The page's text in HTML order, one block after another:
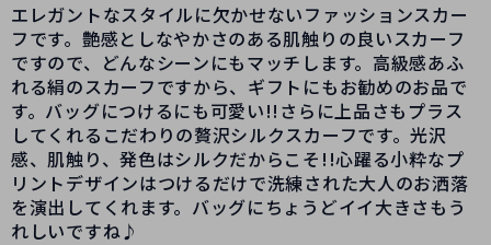
エレガントなスタイルに欠かせないファッションスカー
フです。艶感としなやかさのある肌触りの良いスカーフ
ですので、どんなシーンにもマッチします。高級感あふ
れる絹のスカーフですから、ギフトにもお勧めのお品で
す。バッグにつけるにも可愛い!!さらに上品さもプラス
してくれるこだわりの贅沢シルクスカーフです。光沢
感、肌触り、発色はシルクだからこそ!!心躍る小粋なプ
リントデザインはつけるだけで洗練された大人のお洒落
を演出してくれます。バッグにちょうどイイ大きさもう
れしいですね♪